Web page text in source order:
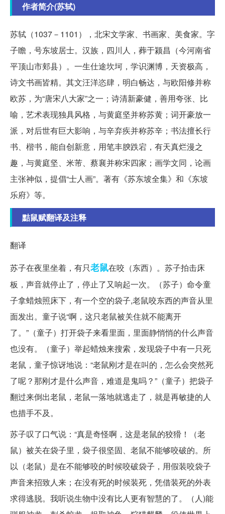
作者简介(苏轼)
苏轼（1037－1101），北宋文学家、书画家、美食家。字
子瞻，号东坡居士。汉族，四川人，葬于颍昌（今河南省
平顶山市郏县）。一生仕途坎坷，学识渊博，天资极高，
诗文书画皆精。其文汪洋恣肆，明白畅达，与欧阳修并称
欧苏，为“唐宋八大家”之一；诗清新豪健，善用夸张、比
喻，艺术表现独具风格，与黄庭坚并称苏黄；词开豪放一
派，对后世有巨大影响，与辛弃疾并称苏辛；书法擅长行
书、楷书，能自创新意，用笔丰腴跌宕，有天真烂漫之
趣，与黄庭坚、米芾、蔡襄并称宋四家；画学文同，论画
主张神似，提倡“士人画”。著有《苏东坡全集》和《东坡
乐府》等。
黠鼠赋翻译及注释
翻译
苏子在夜里坐着，有只老鼠在咬（东西）。苏子拍击床
板，声音就停止了，停止了又响起一次。（苏子）命令童
子拿蜡烛照床下，有一个空的袋子,老鼠咬东西的声音从里
面发出。童子说“啊，这只老鼠被关住就不能离开
了。”（童子）打开袋子来看里面，里面静悄悄的什么声音
也没有。（童子）举起蜡烛来搜索，发现袋子中有一只死
老鼠，童子惊讶地说：“老鼠刚才是在叫的，怎么会突然死
了呢？那刚才是什么声音，难道是鬼吗？”（童子）把袋子
翻过来倒出老鼠，老鼠一落地就逃走了，就是再敏捷的人
也措手不及。
苏子叹了口气说：“真是奇怪啊，这是老鼠的狡猾！（老
鼠）被关在袋子里，袋子很坚固、老鼠不能够咬破的。所
以（老鼠）是在不能够咬的时候咬破袋子，用假装咬袋子
声音来招致人来；在没有死的时候装死，凭借装死的外表
求得逃脱。我听说生物中没有比人更有智慧的了。（人)能